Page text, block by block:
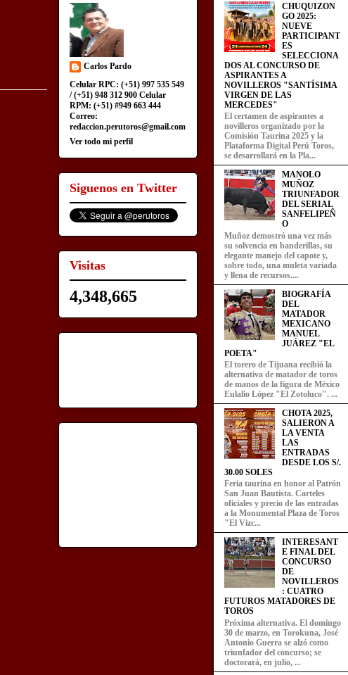
Carlos Pardo
Celular RPC: (+51) 997 535 549
/ (+51) 948 312 900 Celular
RPM: (+51) #949 663 444
Correo:
redaccion.perutoros@gmail.com
Ver todo mi perfil
Siguenos en Twitter
Visitas
4,348,665
CHUQUIZON
GO 2025:
NUEVE
PARTICIPANT
ES
SELECCIONA
DOS AL CONCURSO DE
ASPIRANTES A
NOVILLEROS "SANTÍSIMA
VIRGEN DE LAS
MERCEDES"
El certamen de aspirantes a
novilleros organizado por la
Comisión Taurina 2025 y la
Plataforma Digital Perú Toros,
se desarrollará en la Pla...
MANOLO
MUÑOZ
TRIUNFADOR
DEL SERIAL
SANFELIPEÑ
O
Muñoz demostró una vez más
su solvencia en banderillas, su
elegante manejo del capote y,
sobre todo, una muleta variada
y llena de recursos....
BIOGRAFÍA
DEL
MATADOR
MEXICANO
MANUEL
JUÁREZ "EL
POETA"
El torero de Tijuana recibió la
alternativa de matador de toros
de manos de la figura de México
Eulalio López "El Zotoluco". ...
CHOTA 2025,
SALIERON A
LA VENTA
LAS
ENTRADAS
DESDE LOS S/.
30.00 SOLES
Feria taurina en honor al Patrón
San Juan Bautista. Carteles
oficiales y precio de las entradas
a la Monumental Plaza de Toros
"El Vizc...
INTERESANT
E FINAL DEL
CONCURSO
DE
NOVILLEROS
: CUATRO
FUTUROS MATADORES DE
TOROS
Próxima alternativa. El domingo
30 de marzo, en Torokuna, José
Antonio Guerra se alzó como
triunfador del concurso; se
doctorará, en julio, ...